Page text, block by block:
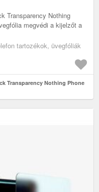
Transparency Nothing
megvédi a kijelzőt a
tartozékok, üvegfóliák
Transparency Nothing Phone